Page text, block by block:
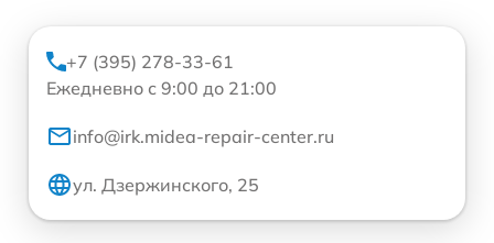
+7 (395) 278-33-61
Ежедневно с 9:00 до 21:00
info@irk.midea-repair-center.ru
ул. Дзержинского, 25